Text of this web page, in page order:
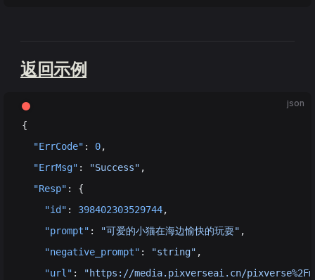
返回示例
json
{
  "ErrCode"
: 0,
  "ErrMsg"
: "Success" ,
  "Resp"
: {
    "id"
: 398402303529744,
    "prompt"
: "可爱的小猫在海边愉快的玩耍" ,
    "negative_prompt"
: "string" ,
    "url"
:
"https://media.pixverseai.cn/